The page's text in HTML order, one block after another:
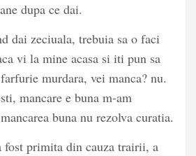
dupa ce dai.
dai zeciuala, trebuia sa o faci
vi la mine acasa si iti pun sa
murdara, vei manca? nu.
mancare e buna m-am
buna nu rezolva curatia.
fost primita din cauza trairii, a